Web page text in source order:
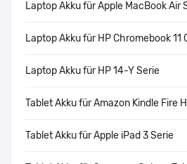
Laptop Akku für Apple MacBook Air
Laptop Akku für HP Chromebook 11
Laptop Akku für HP 14-Y Serie
Tablet Akku für Amazon Kindle Fire
Tablet Akku für Apple iPad 3 Serie